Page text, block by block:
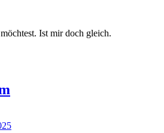
Ist mir doch gleich.